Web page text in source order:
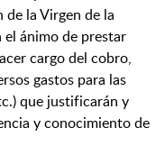
de la Virgen de la
el ánimo de prestar
cargo del cobro,
gastos para las
que justificarán y
y conocimiento de